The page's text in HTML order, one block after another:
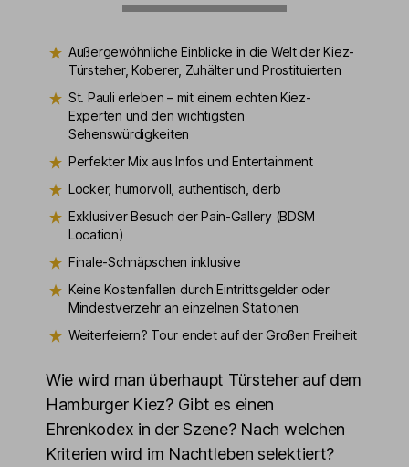
Außergewöhnliche Einblicke in die Welt der Kiez-
Türsteher, Koberer, Zuhälter und Prostituierten
St. Pauli erleben – mit einem echten Kiez-
Experten und den wichtigsten
Sehenswürdigkeiten
Perfekter Mix aus Infos und Entertainment
Locker, humorvoll, authentisch, derb
Exklusiver Besuch der Pain-Gallery (BDSM
Location)
Finale-Schnäpschen inklusive
Keine Kostenfallen durch Eintrittsgelder oder
Mindestverzehr an einzelnen Stationen
Weiterfeiern? Tour endet auf der Großen Freiheit
Wie wird man überhaupt Türsteher auf dem
Hamburger Kiez? Gibt es einen
Ehrenkodex in der Szene? Nach welchen
Kriterien wird im Nachtleben selektiert?